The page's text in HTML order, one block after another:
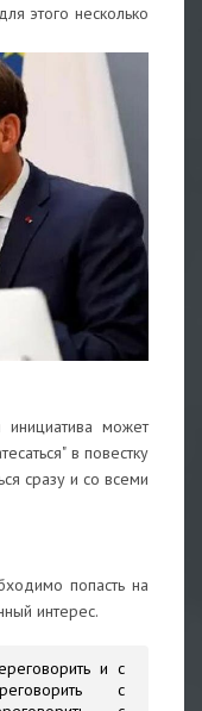
этого несколько
может
в повестку
сразу и со всеми
попасть на
интерес.
и с
с